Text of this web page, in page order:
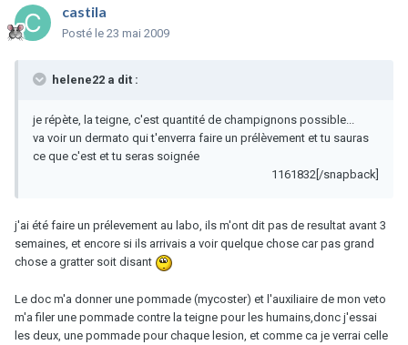
castila
Posté le 23 mai 2009
helene22 a dit :
je répète, la teigne, c'est quantité de champignons possible...
va voir un dermato qui t'enverra faire un prélèvement et tu sauras
ce que c'est et tu seras soignée
1161832[/snapback]
j'ai été faire un prélevement au labo, ils m'ont dit pas de resultat avant 3
semaines, et encore si ils arrivais a voir quelque chose car pas grand
chose a gratter soit disant
Le doc m'a donner une pommade (mycoster) et l'auxiliaire de mon veto
m'a filer une pommade contre la teigne pour les humains,donc j'essai
les deux, une pommade pour chaque lesion, et comme ca je verrai celle